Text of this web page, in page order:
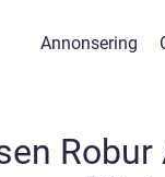
Annonsering